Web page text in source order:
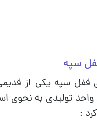
سپه
قفل سپه یکی از
تولیدی به نحوی
: